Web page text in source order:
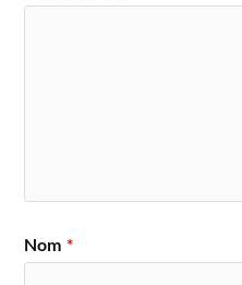
Nom *